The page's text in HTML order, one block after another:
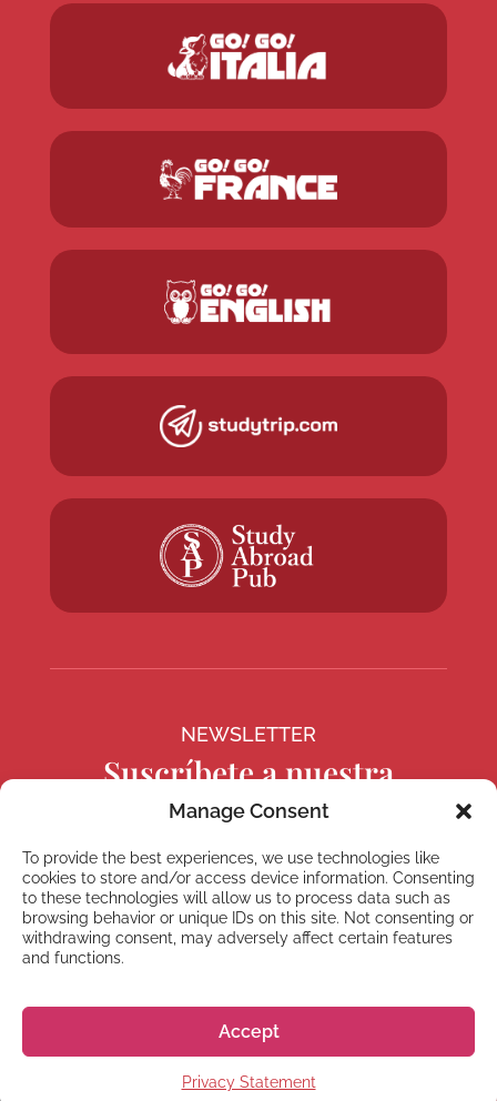
Manage Consent
To provide the best experiences, we use technologies like
cookies to store and/or access device information. Consenting
to these technologies will allow us to process data such as
browsing behavior or unique IDs on this site. Not consenting or
withdrawing consent, may adversely affect certain features
and functions.
Accept
Privacy Statement
NEWSLETTER
Suscríbete a nuestra
newsletter
Suscríbete
© 2026 株式会社GoGo World